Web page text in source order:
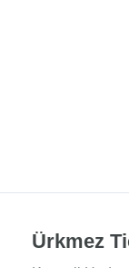
Ürkmez